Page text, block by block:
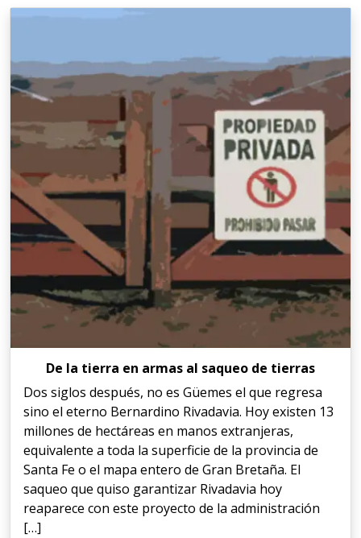
De la tierra en armas al saqueo de tierras
Dos siglos después, no es Güemes el que regresa
sino el eterno Bernardino Rivadavia. Hoy existen 13
millones de hectáreas en manos extranjeras,
equivalente a toda la superficie de la provincia de
Santa Fe o el mapa entero de Gran Bretaña. El
saqueo que quiso garantizar Rivadavia hoy
reaparece con este proyecto de la administración
[…]